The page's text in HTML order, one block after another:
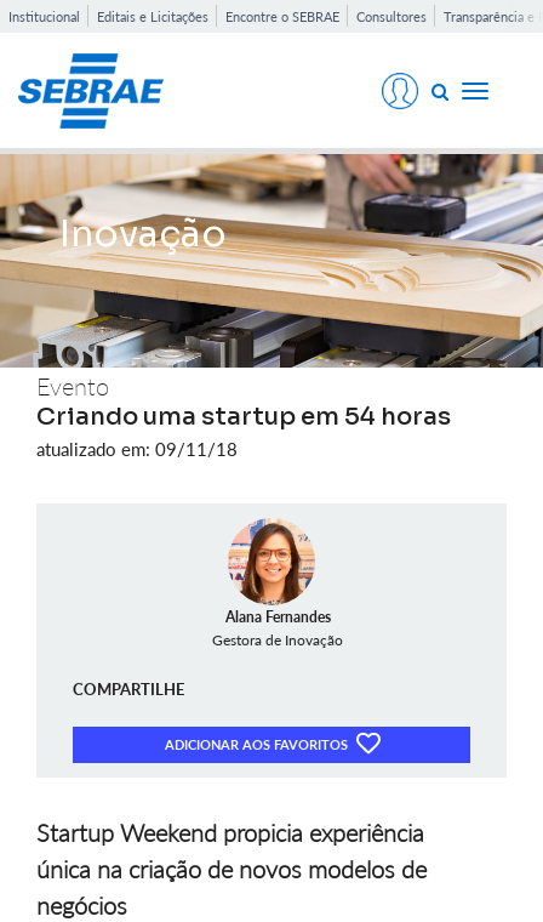
Institucional Editais e Licitações Encontre o SEBRAE Consultores Transparência e
Toggle
Inovação
Evento
Criando uma startup em 54 horas
atualizado em: 09/11/18
Alana Fernandes
Gestora de Inovação
COMPARTILHE
ADICIONAR AOS FAVORITOS
Startup Weekend propicia experiência
única na criação de novos modelos de
negócios